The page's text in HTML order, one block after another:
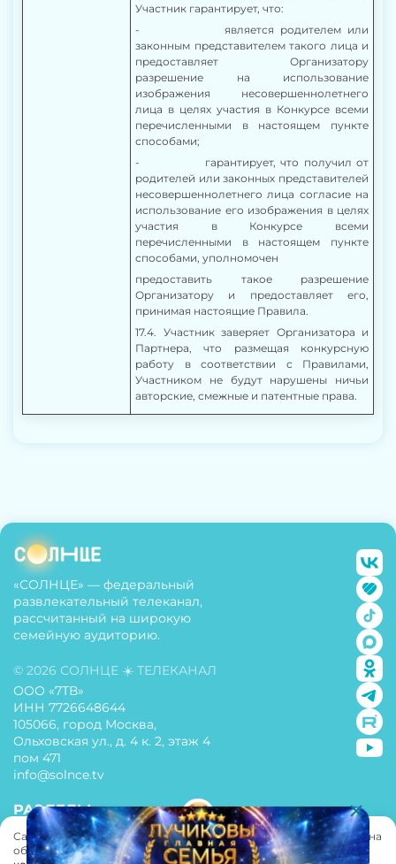
Участник гарантирует, что:
- является родителем или
законным представителем такого лица и
предоставляет Организатору
разрешение на использование
изображения несовершеннолетнего
лица в целях участия в Конкурсе всеми
перечисленными в настоящем пункте
способами;
- гарантирует, что получил от
родителей или законных представителей
несовершеннолетнего лица согласие на
использование его изображения в целях
участия в Конкурсе всеми
перечисленными в настоящем пункте
способами, уполномочен
предоставить такое разрешение
Организатору и предоставляет его,
принимая настоящие Правила.
17.4. Участник заверяет Организатора и
Партнера, что размещая конкурсную
работу в соответствии с Правилами,
Участником не будут нарушены ничьи
авторские, смежные и патентные права.
«СОЛНЦЕ» — федеральный
развлекательный телеканал,
рассчитанный на широкую
семейную аудиторию.
© 2026 СОЛНЦЕ ☀️ ТЕЛЕКАНАЛ
ООО «7ТВ»
ИНН 7726648644
105066, город Москва,
Ольховская ул., д. 4 к. 2, этаж 4
пом 471
info@solnce.tv
РАЗДЕЛЫ
О телеканале
Сайт использует cookie. Нажимая «Принять» вы даетесогласиена
обработку персональных данных согласно«Политике